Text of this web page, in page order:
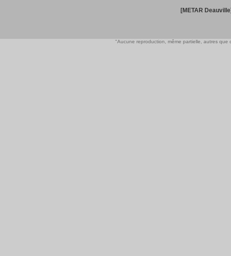
[METAR Deauville]
"Aucune reproduction, même partielle, autres